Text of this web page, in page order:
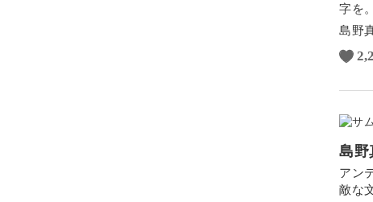
字を。
島野
島野
アン
敵な